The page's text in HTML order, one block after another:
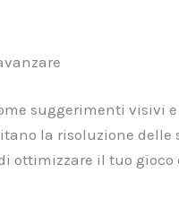
suggerimenti
la risoluzione
ottimizzare il tuo